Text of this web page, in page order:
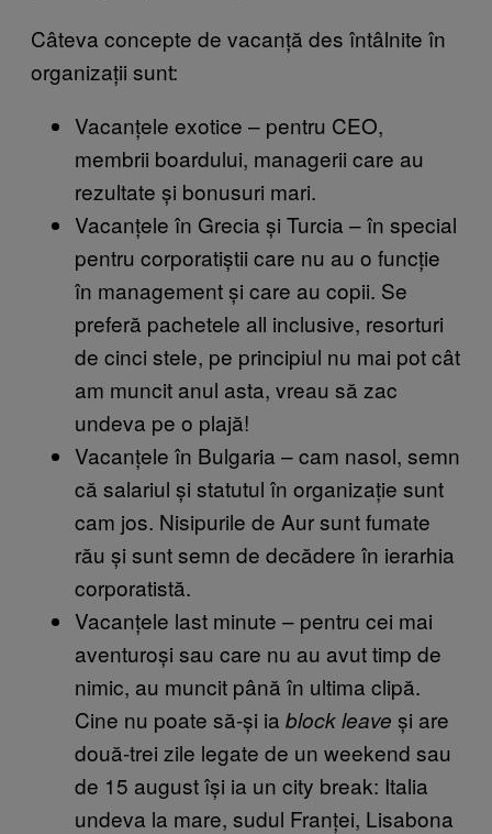
Câteva concepte de vacanță des întâlnite în
organizații sunt:
Vacanțele exotice – pentru CEO,
membrii boardului, managerii care au
rezultate și bonusuri mari.
Vacanțele în Grecia și Turcia – în special
pentru corporatiștii care nu au o funcție
în management și care au copii. Se
preferă pachetele all inclusive, resorturi
de cinci stele, pe principiul nu mai pot cât
am muncit anul asta, vreau să zac
undeva pe o plajă!
Vacanțele în Bulgaria – cam nasol, semn
că salariul și statutul în organizație sunt
cam jos. Nisipurile de Aur sunt fumate
rău și sunt semn de decădere în ierarhia
corporatistă.
Vacanțele last minute – pentru cei mai
aventuroși sau care nu au avut timp de
nimic, au muncit până în ultima clipă.
Cine nu poate să-și ia block leave și are
două-trei zile legate de un weekend sau
de 15 august își ia un city break: Italia
undeva la mare, sudul Franței, Lisabona